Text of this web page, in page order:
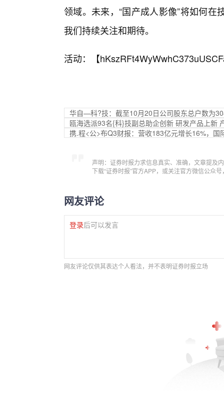
领域。未来，“国产成人影像”将如何
我们持续关注和期待。
活动：【
华自—科?技：截至10月20日公司股东总户数为
瓯海选派93名{科}技副总助企创新 研发产品上新
携.程<公>布Q3财报：营收183亿元增长16%，国
声明：证券时报力求信息真实、准确，文章提及
下载“证券时报”官方APP，或关注官方微信公众
网友评论
登录后可以发言
网友评论仅供其表达个人看法，并不表明证券时报立场